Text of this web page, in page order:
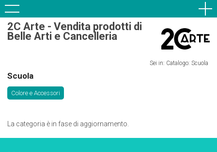
2C Arte - Vendita prodotti di
Belle Arti e Cancelleria
Sei in: Catalogo: Scuola
Scuola
Colore e Accessori
La categoria è in fase di aggiornamento.